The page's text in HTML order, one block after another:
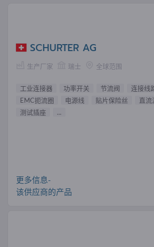
SCHURTER AG
生产厂家 瑞士 全球范围
工业连接器 功率开关 节流阀
连接线
EMC扼流圈
电源线 贴片保险丝
直流
测试插座
...
更多信息-
该供应商的产品